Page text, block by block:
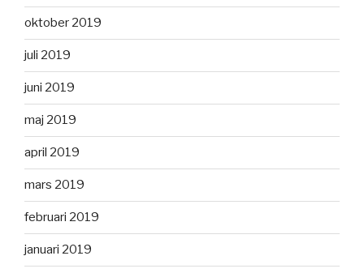
oktober 2019
juli 2019
juni 2019
maj 2019
april 2019
mars 2019
februari 2019
januari 2019